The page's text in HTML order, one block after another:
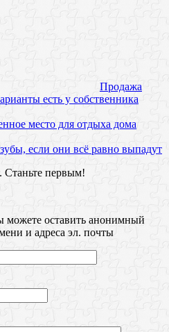
Продажа
есть у собственника
место для отдыха дома
если они всё равно выпадут
Станьте первым!
можете оставить анонимный
и адреса эл. почты